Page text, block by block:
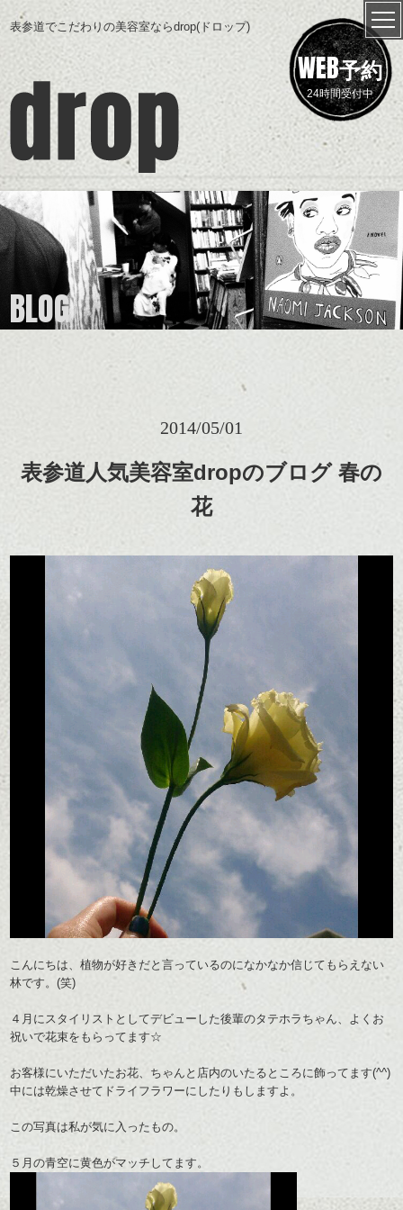
表参道でこだわりの美容室ならdrop(ドロップ)
WEB予約
24時間受付中
BLOG
2014/05/01
表参道人気美容室dropのブログ 春の
花
こんにちは、植物が好きだと言っているのになかなか信じてもらえない
林です。(笑)
４月にスタイリストとしてデビューした後輩のタテホラちゃん、よくお
祝いで花束をもらってます☆
お客様にいただいたお花、ちゃんと店内のいたるところに飾ってます(^^)
中には乾燥させてドライフラワーにしたりもしますよ。
この写真は私が気に入ったもの。
５月の青空に黄色がマッチしてます。